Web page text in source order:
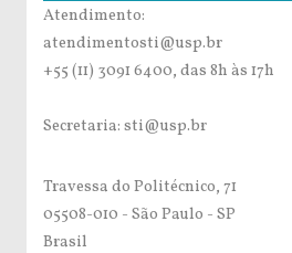
Atendimento:
atendimentosti@usp.br
+55 (11) 3091 6400, das 8h às 17h
Secretaria: sti@usp.br
Travessa do Politécnico, 71
05508-010 - São Paulo - SP
Brasil